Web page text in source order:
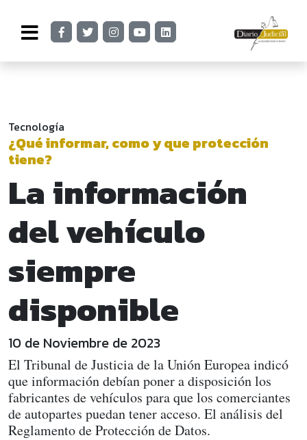
Tecnología
¿Qué informar, como y que protección
tiene?
La información
del vehículo
siempre
disponible
10 de Noviembre de 2023
El Tribunal de Justicia de la Unión Europea indicó
que información debían poner a disposición los
fabricantes de vehículos para que los comerciantes
de autopartes puedan tener acceso. El análisis del
Reglamento de Protección de Datos.